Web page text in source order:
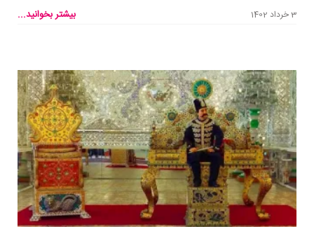
3 خرداد 1402 بیشتر بخوانید...